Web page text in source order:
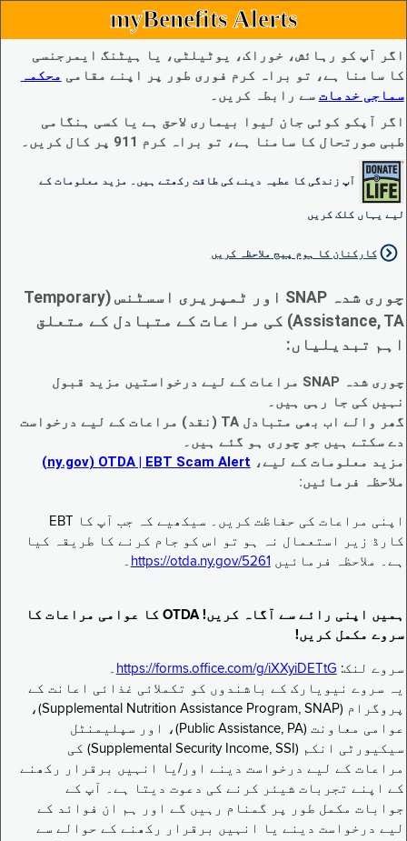
myBenefits Alerts
اگر آپ کو رہائش، خوراک، یوٹیلٹی، یا ہیٹنگ ایمرجنسی
کا سامنا ہے، تو براہ کرم فوری طور پر اپنے مقامی محکمہ
سماجی خدمات سے رابطہ کریں۔
اگر آپکو کوئی جان لیوا بیماری لاحق ہے یا کسی ہنگامی
طبی صورتحال کا سامنا ہے، تو براہ کرم 911 پر کال کریں۔
آپ زندگی کا عطیہ دینے کی طاقت رکھتے ہیں۔ مزید معلومات کے
لیے یہاں کلک کریں
کارکنان کا ہوم پیج ملاحظہ کریں
چوری شدہ SNAP اور ٹمپریری اسسٹنس (Temporary
Assistance, TA) کی مراعات کے متبادل کے متعلق
اہم تبدیلیاں:
چوری شدہ SNAP مراعات کے لیے درخواستیں مزید قبول
نہیں کی جا رہی ہیں۔
گھر والے اب بھی متبادل TA (نقد) مراعات کے لیے درخواست
دے سکتے ہیں جو چوری ہو گئے ہیں۔
مزید معلومات کے لیے، EBT Scam Alert ‏| OTDA ‏(ny.gov)
ملاحظہ فرمائیں:
اپنی مراعات کی حفاظت کریں۔ سیکھیے کہ جب آپ کا EBT
کارڈ زیر استعمال نہ ہو تو اس کو جام کرنے کا طریقہ کیا
ہے۔ ملاحظہ فرمائیں https://otda.ny.gov/5261 ۔
ہمیں اپنی رائے سے آگاہ کریں! OTDA کا عوامی مراعات کا
سروے مکمل کریں!
سروے لنک: https://forms.office.com/g/iXXyiDETtG ۔
یہ سروے نیویارک کے باشندوں کو تکملائی غذائی اعانت کے
پروگرام (Supplemental Nutrition Assistance Program, SNAP)،
عوامی معاونت (Public Assistance, PA)، اور سپلیمنٹل
سیکیورٹی انکم (Supplemental Security Income, SSI) کی
مراعات کے لیے درخواست دینے اور/یا انہیں برقرار رکھنے
کے اپنے تجربات شیئر کرنے کی دعوت دیتا ہے۔ آپ کے
جوابات مکمل طور پر گمنام رہیں گے اور ہم ان فوائد کے
لیے درخواست دینے یا انہیں برقرار رکھنے کے حوالے سے